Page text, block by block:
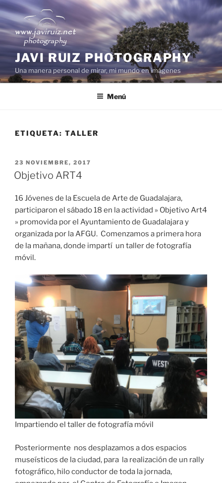
Saltar
al
contenido
JAVI RUIZ PHOTOGRAPHY
Una manera personal de mirar, mi mundo en imágenes
Menú
ETIQUETA: TALLER
PUBLICADO
EL
23 NOVIEMBRE, 2017
Objetivo ART4
16 Jóvenes de la Escuela de Arte de Guadalajara,
participaron el sábado 18 en la actividad » Objetivo Art4
» promovida por el Ayuntamiento de Guadalajara y
organizada por la AFGU. Comenzamos a primera hora
de la mañana, donde impartí un taller de fotografía
móvil.
Impartiendo el taller de fotografía móvil
Posteriormente nos desplazamos a dos espacios
museísticos de la ciudad, para la realización de un rally
fotográfico, hilo conductor de toda la jornada,